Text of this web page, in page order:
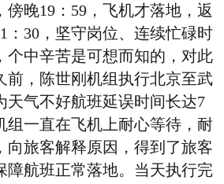
傍晚19：59，飞机才落地，返
：30，坚守岗位、连续忙碌时
个中辛苦是可想而知的，对此
前，陈世刚机组执行北京至武
天气不好航班延误时间长达7
组一直在飞机上耐心等待，耐
向旅客解释原因，得到了旅客
障航班正常落地。当天执行完